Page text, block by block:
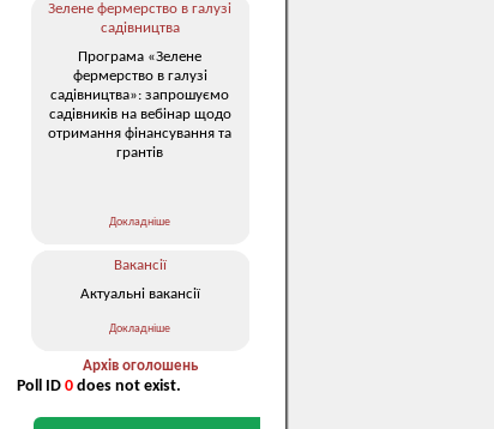
Зелене фермерство в галузі
садівництва
Програма «Зелене
фермерство в галузі
садівництва»: запрошуємо
садівників на вебінар щодо
отримання фінансування та
грантів
Докладніше
Вакансії
Актуальні вакансії
Докладніше
Архів оголошень
Poll ID 0 does not exist.